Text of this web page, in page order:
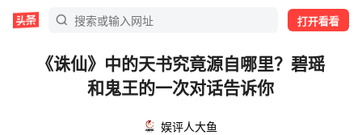
打开看看
《诛仙》中的天书究竟源自哪里？碧瑶
和鬼王的一次对话告诉你
娱评人大鱼